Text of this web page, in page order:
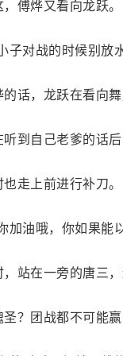
傅烨又看向龙跃。
子对战的时候别放
话，龙跃在看向
到自己老爹的话
走上前进行补刀。
加油哦，你如果能
站在一旁的唐三
？团战都不可能